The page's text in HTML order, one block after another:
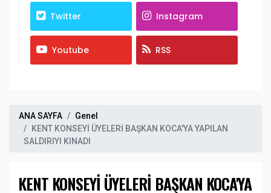
Twitter Instagram
Youtube RSS
ANA SAYFA
Genel
KENT KONSEYİ ÜYELERİ BAŞKAN KOCA'YA YAPILAN
SALDIRIYI KINADI
KENT KONSEYİ ÜYELERİ BAŞKAN KOCA'YA